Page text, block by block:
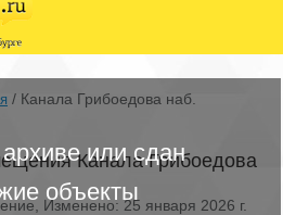
или сдан
объекты
/ Канала Грибоедова наб.
Канала Грибоедова
Изменено: 25 января 2026 г.